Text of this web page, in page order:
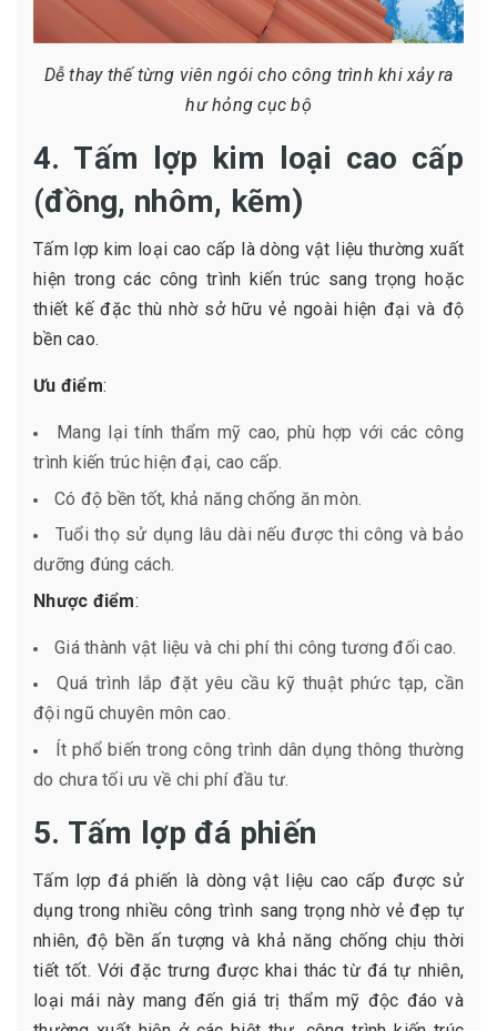
Dễ thay thế từng viên ngói cho công trình khi xảy ra
hư hỏng cục bộ
4. Tấm lợp kim loại cao cấp
(đồng, nhôm, kẽm)
Tấm lợp kim loại cao cấp là dòng vật liệu thường xuất
hiện trong các công trình kiến trúc sang trọng hoặc
thiết kế đặc thù nhờ sở hữu vẻ ngoài hiện đại và độ
bền cao.
Ưu điểm:
Mang lại tính thẩm mỹ cao, phù hợp với các công
trình kiến trúc hiện đại, cao cấp.
Có độ bền tốt, khả năng chống ăn mòn.
Tuổi thọ sử dụng lâu dài nếu được thi công và bảo
dưỡng đúng cách.
Nhược điểm:
Giá thành vật liệu và chi phí thi công tương đối cao.
Quá trình lắp đặt yêu cầu kỹ thuật phức tạp, cần
đội ngũ chuyên môn cao.
Ít phổ biến trong công trình dân dụng thông thường
do chưa tối ưu về chi phí đầu tư.
5. Tấm lợp đá phiến
Tấm lợp đá phiến là dòng vật liệu cao cấp được sử
dụng trong nhiều công trình sang trọng nhờ vẻ đẹp tự
nhiên, độ bền ấn tượng và khả năng chống chịu thời
tiết tốt. Với đặc trưng được khai thác từ đá tự nhiên,
loại mái này mang đến giá trị thẩm mỹ độc đáo và